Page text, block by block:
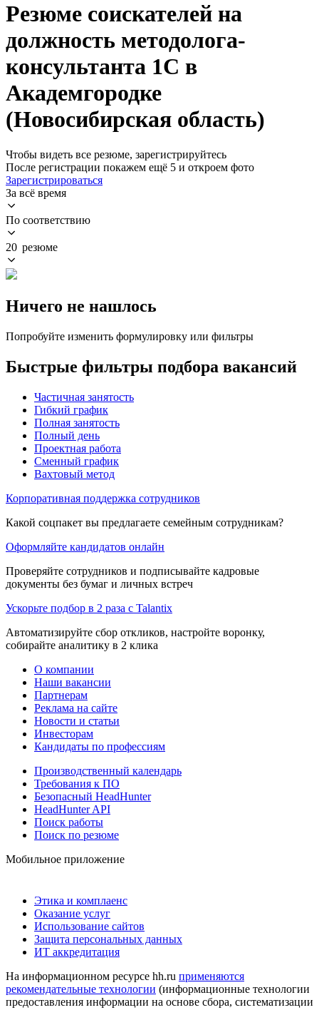
Резюме соискателей на
должность методолога-
консультанта 1С в
Академгородке
(Новосибирская область)
Чтобы видеть все резюме, зарегистрируйтесь
После регистрации покажем ещё 5 и откроем фото
Зарегистрироваться
За всё время
По соответствию
20 резюме
Ничего не нашлось
Попробуйте изменить формулировку или фильтры
Быстрые фильтры подбора вакансий
Частичная занятость
Гибкий график
Полная занятость
Полный день
Проектная работа
Сменный график
Вахтовый метод
Корпоративная поддержка сотрудников
Какой соцпакет вы предлагаете семейным сотрудникам?
Оформляйте кандидатов онлайн
Проверяйте сотрудников и подписывайте кадровые
документы без бумаг и личных встреч
Ускорьте подбор в 2 раза с Talantix
Автоматизируйте сбор откликов, настройте воронку,
собирайте аналитику в 2 клика
О компании
Наши вакансии
Партнерам
Реклама на сайте
Новости и статьи
Инвесторам
Кандидаты по профессиям
Производственный календарь
Требования к ПО
Безопасный HeadHunter
HeadHunter API
Поиск работы
Поиск по резюме
Мобильное приложение
Этика и комплаенс
Оказание услуг
Использование сайтов
Защита персональных данных
ИТ аккредитация
На информационном ресурсе hh.ru применяются
рекомендательные технологии (информационные технологии
предоставления информации на основе сбора, систематизации